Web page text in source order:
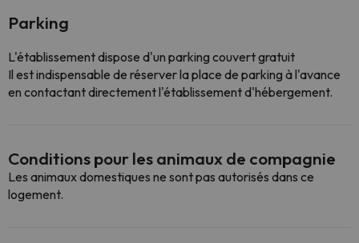
Parking
L'établissement dispose d'un parking couvert gratuit
Il est indispensable de réserver la place de parking à l'avance
en contactant directement l'établissement d'hébergement.
Conditions pour les animaux de compagnie
Les animaux domestiques ne sont pas autorisés dans ce
logement.